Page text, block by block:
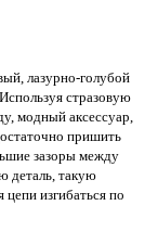
лазурно-голубой
стразовую
модный аксессуар,
пришить
зазоры между
деталь, такую
цепи изгибаться по